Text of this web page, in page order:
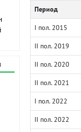
Период
I пол. 2015
II пол. 2019
II пол. 2020
II пол. 2021
I пол. 2022
II пол. 2022